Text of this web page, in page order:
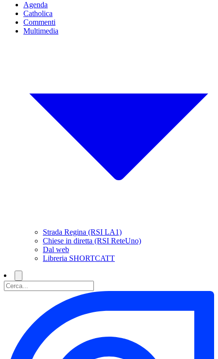
Agenda
Catholica
Commenti
Multimedia
Strada Regina (RSI LA1)
Chiese in diretta (RSI ReteUno)
Dal web
Libreria SHORTCATT